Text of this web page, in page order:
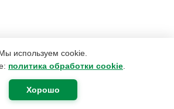
используем cookie.
политика обработки cookie
Хорошо